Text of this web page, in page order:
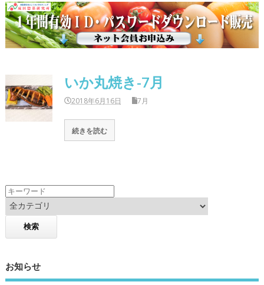
いか丸焼き-7月
2018年6月16日 7月
続きを読む
お知らせ